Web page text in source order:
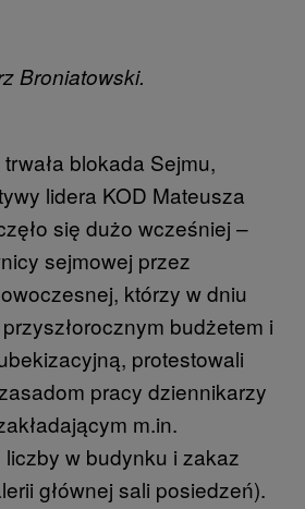
Broniatowski.
blokada Sejmu,
lidera KOD Mateusza
się dużo wcześniej –
sejmowej przez
którzy w dniu
budżetem i
protestowali
pracy dziennikarzy
m.in.
w budynku i zakaz
głównej sali posiedzeń).